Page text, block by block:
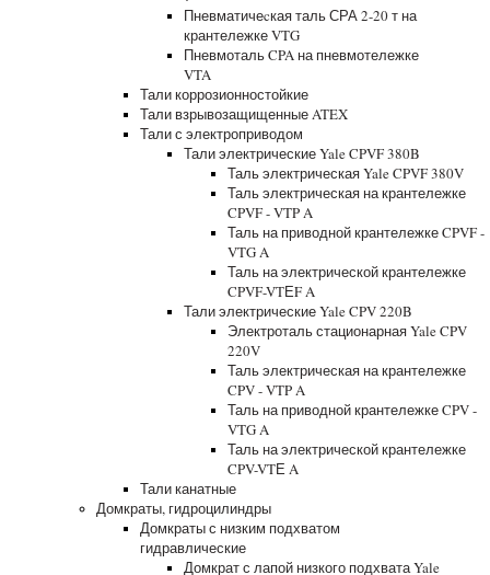
Пневматичеcкая таль СРА 2-20 т на
крантележке VTG
Пневмоталь CPA на пневмотележке
VTA
Тали коррозионностойкие
Тали взрывозащищенные ATEX
Тали с электроприводом
Тали электрические Yale CPVF 380B
Таль электрическая Yale CPVF 380V
Таль электрическая на крантележке
CPVF - VTP A
Таль на приводной крантележке CPVF -
VTG A
Таль на электрической крантележке
CPVF-VTЕF A
Тали электрические Yale CPV 220B
Электроталь стационарная Yale CPV
220V
Таль электрическая на крантележке
CPV - VTP A
Таль на приводной крантележке CPV -
VTG A
Таль на электрической крантележке
CPV-VTЕ A
Тали канатные
Домкраты, гидроцилиндры
Домкраты с низким подхватом
гидравлические
Домкрат с лапой низкого подхвата Yale